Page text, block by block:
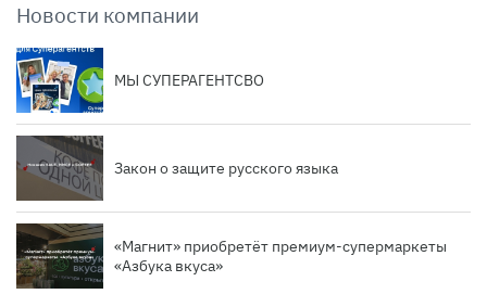
Команда
Контакты
Отзывы
Новости компании
МЫ СУПЕРАГЕНТСВО
Закон о защите русского языка
«Магнит» приобретёт премиум-супермаркеты
«Азбука вкуса»